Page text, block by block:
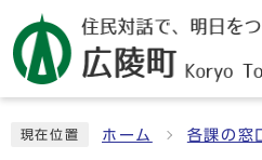
現在位置 ホーム 各課の窓